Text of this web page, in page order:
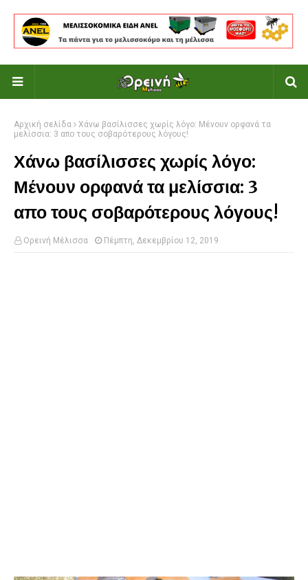
Αρχική σελίδα
Χάνω βασίλισσες χωρίς λόγο: Μένουν ορφανά τα
μελίσσια: 3 απο τους σοβαρότερους λόγους!
Χάνω βασίλισσες χωρίς λόγο:
Μένουν ορφανά τα μελίσσια: 3
απο τους σοβαρότερους λόγους!
Ορεινή Μέλισσα Πέμπτη, Δεκεμβρίου 12, 2019